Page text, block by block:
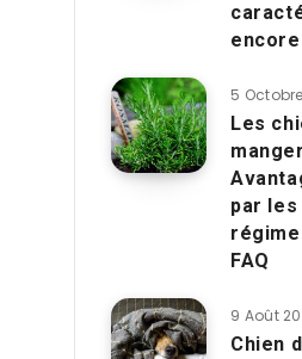
encore
5
Les
par
FAQ
9 Août
Chien